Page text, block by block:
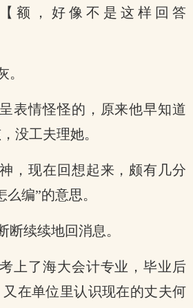
额，好像不是这样回答
。
表情怪怪的，原来他早知道
没工夫理她。
，现在回想起来，颇有几分
编”的意思。
断续续地回消息。
上了海大会计专业，毕业后
在单位里认识现在的丈夫何